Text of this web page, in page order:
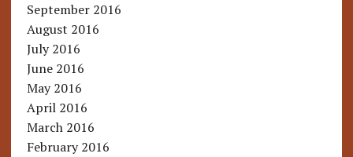
September 2016
August 2016
July 2016
June 2016
May 2016
April 2016
March 2016
February 2016